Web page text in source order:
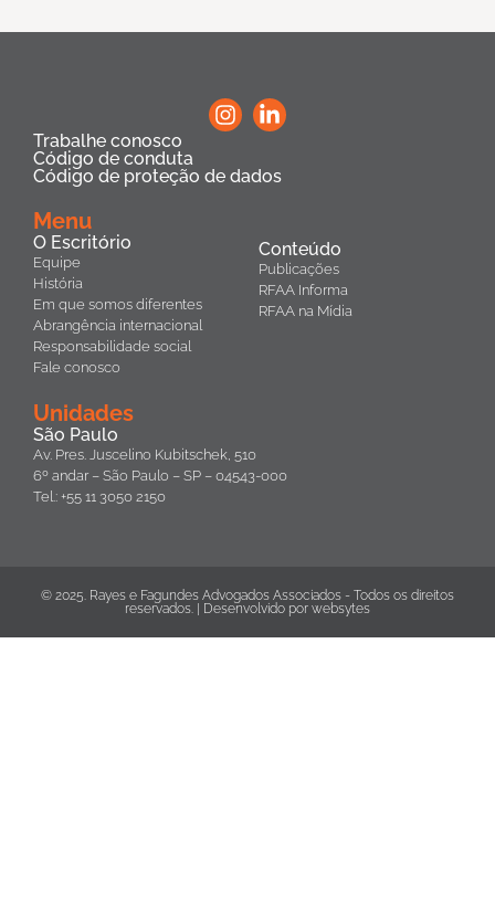
Trabalhe conosco
Código de conduta
Código de proteção de dados
Menu
O Escritório
Equipe
História
Em que somos diferentes
Abrangência internacional
Responsabilidade social
Fale conosco
Conteúdo
Publicações
RFAA Informa
RFAA na Mídia
Unidades
São Paulo
Av. Pres. Juscelino Kubitschek, 510
6º andar – São Paulo – SP – 04543-000
Tel.: +55 11 3050 2150
© 2025. Rayes e Fagundes Advogados Associados - Todos os direitos
reservados. | Desenvolvido por websytes